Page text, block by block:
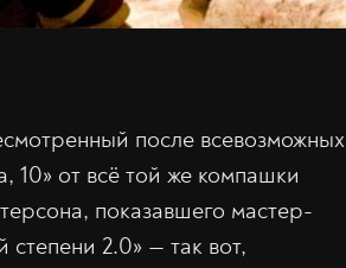
после всевозможных
10» от всё той же компашки
показавшего мастер-
степени 2.0» — так вот,